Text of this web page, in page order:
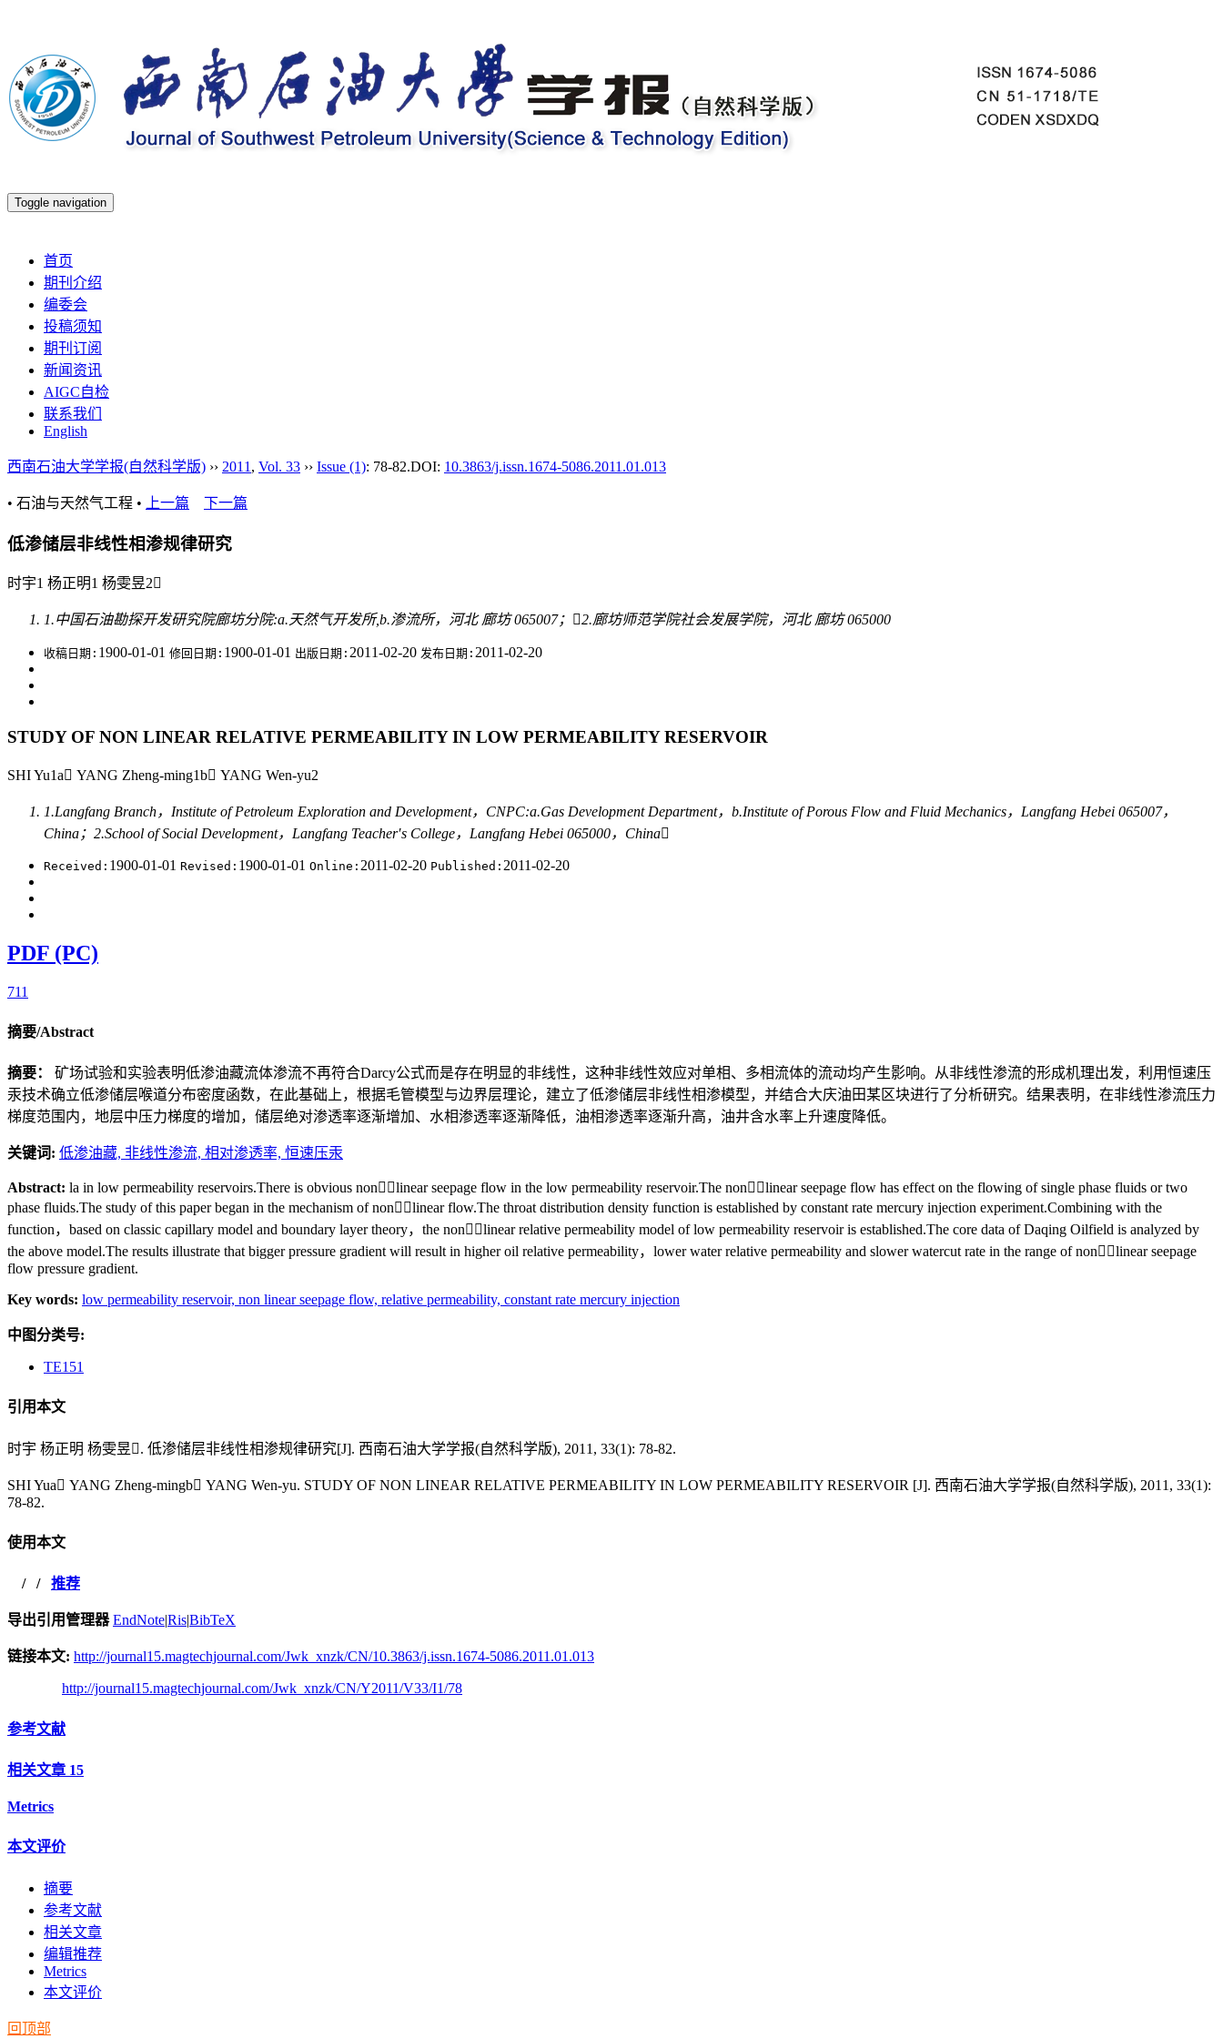
Toggle navigation
首页
期刊介绍
编委会
投稿须知
期刊订阅
新闻资讯
AIGC自检
联系我们
English
西南石油大学学报(自然科学版) ›› 2011 , Vol. 33 ›› Issue (1): 78-82.DOI: 10.3863/j.issn.1674-5086.2011.01.013
• 石油与天然气工程 • 上一篇 下一篇
低渗储层非线性相渗规律研究
时宇1 杨正明1 杨雯昱2
1.中国石油勘探开发研究院廊坊分院:a.天然气开发所,b.渗流所，河北 廊坊 065007；2.廊坊师范学院社会发展学院，河北 廊坊 065000
收稿日期: 1900-01-01 修回日期: 1900-01-01 出版日期: 2011-02-20 发布日期: 2011-02-20
STUDY OF NON LINEAR RELATIVE PERMEABILITY IN LOW PERMEABILITY RESERVOIR
SHI Yu1a YANG Zheng-ming1b YANG Wen-yu2
1.Langfang Branch，Institute of Petroleum Exploration and Development，CNPC:a.Gas Development Department，b.Institute of Porous Flow and Fluid Mechanics，Langfang Hebei 065007，
China；2.School of Social Development，Langfang Teacher′s College，Langfang Hebei 065000，China
Received: 1900-01-01 Revised: 1900-01-01 Online: 2011-02-20 Published: 2011-02-20
PDF (PC)
711
摘要/Abstract
摘要： 矿场试验和实验表明低渗油藏流体渗流不再符合Darcy公式而是存在明显的非线性，这种非线性效应对单相、多相流体的流动均产生影响。从非线性渗流的形成机理出发，利用恒速压
汞技术确立低渗储层喉道分布密度函数，在此基础上，根据毛管模型与边界层理论，建立了低渗储层非线性相渗模型，并结合大庆油田某区块进行了分析研究。结果表明，在非线性渗流压力
梯度范围内，地层中压力梯度的增加，储层绝对渗透率逐渐增加、水相渗透率逐渐降低，油相渗透率逐渐升高，油井含水率上升速度降低。
关键词: 低渗油藏, 非线性渗流, 相对渗透率, 恒速压汞
Abstract: la in low permeability reservoirs.There is obvious nonlinear seepage flow in the low permeability reservoir.The nonlinear seepage flow has effect on the flowing of single phase fluids or two
phase fluids.The study of this paper began in the mechanism of nonlinear flow.The throat distribution density function is established by constant rate mercury injection experiment.Combining with the
function，based on classic capillary model and boundary layer theory，the nonlinear relative permeability model of low permeability reservoir is established.The core data of Daqing Oilfield is analyzed by
the above model.The results illustrate that bigger pressure gradient will result in higher oil relative permeability，lower water relative permeability and slower watercut rate in the range of nonlinear seepage
flow pressure gradient.
Key words: low permeability reservoir, non linear seepage flow, relative permeability, constant rate mercury injection
中图分类号:
TE151
引用本文
时宇 杨正明 杨雯昱. 低渗储层非线性相渗规律研究[J]. 西南石油大学学报(自然科学版), 2011, 33(1): 78-82.
SHI Yua YANG Zheng-mingb YANG Wen-yu. STUDY OF NON LINEAR RELATIVE PERMEABILITY IN LOW PERMEABILITY RESERVOIR [J]. 西南石油大学学报(自然科学版), 2011, 33(1):
78-82.
使用本文
/ / 推荐
导出引用管理器 EndNote|Ris|BibTeX
链接本文: http://journal15.magtechjournal.com/Jwk_xnzk/CN/10.3863/j.issn.1674-5086.2011.01.013
http://journal15.magtechjournal.com/Jwk_xnzk/CN/Y2011/V33/I1/78
参考文献
相关文章 15
Metrics
本文评价
摘要
参考文献
相关文章
编辑推荐
Metrics
本文评价
回顶部